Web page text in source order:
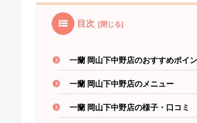
目次
一蘭 岡山下中野店のおすすめポイ
一蘭 岡山下中野店のメニュー
一蘭 岡山下中野店の様子・口コミ